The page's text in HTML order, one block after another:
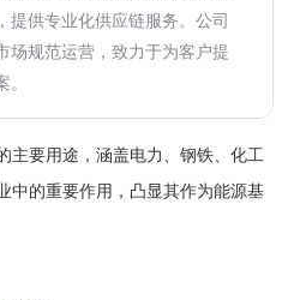
提供专业化供应链服务。公司
场规范运营，致力于为客户提
主要用途，涵盖电力、钢铁、化工
中的重要作用，凸显其作为能源基